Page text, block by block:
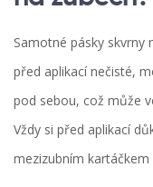
Samotné pásky skvrny
před aplikací nečisté,
pod sebou, což může
Vždy si před aplikací
mezizubním kartáčkem